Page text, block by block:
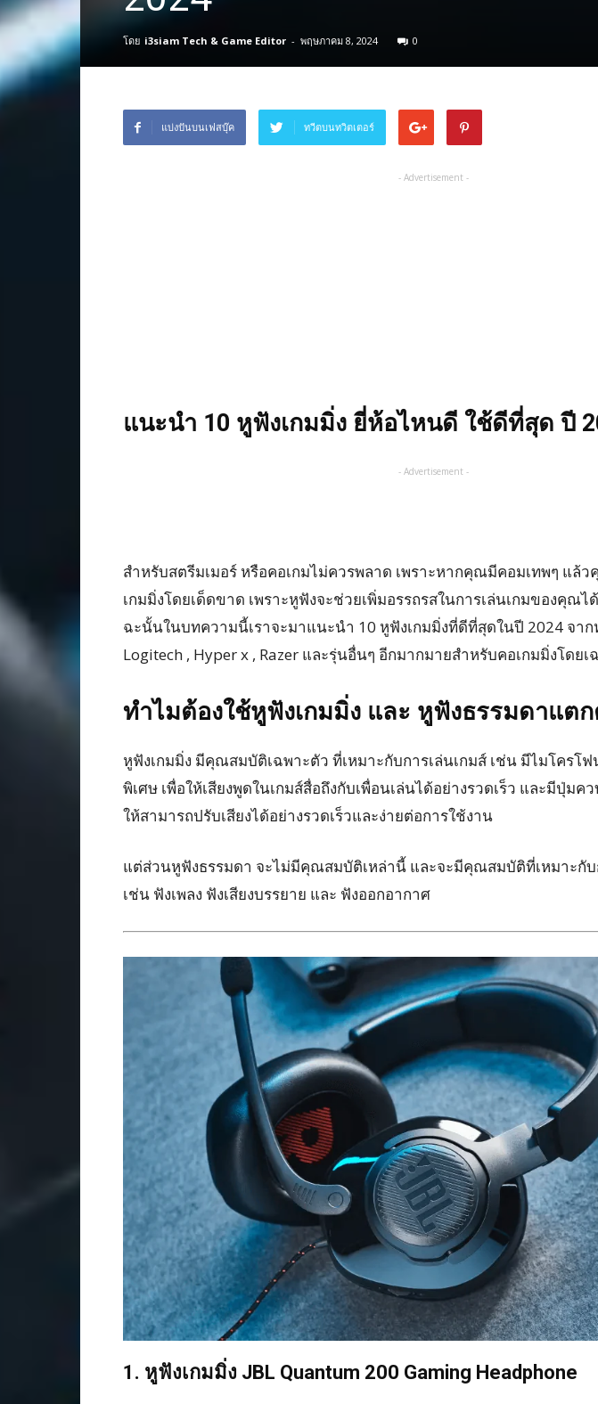
โดย i3siam Tech & Game Editor - พฤษภาคม 8, 2024 0
แบ่งปันบนเฟสบุ๊ค ทวีตบนทวิตเตอร์
- Advertisement -
แนะนำ 10 หูฟังเกมมิ่ง ยี่ห้อไหนดี ใช้ดีที่สุด ปี
- Advertisement -
สำหรับสตรีมเมอร์ หรือคอเกมไม่ควรพลาด เพราะหากคุณมีคอมเทพๆ แล้
เกมมิ่งโดยเด็ดขาด เพราะหูฟังจะช่วยเพิ่มอรรถรสในการเล่นเกมของคุณไ
ฉะนั้นในบทความนี้เราจะมาแนะนำ 10 หูฟังเกมมิ่งที่ดีที่สุดในปี 2024 จาก
Logitech , Hyper x , Razer และรุ่นอื่นๆ อีกมากมายสำหรับคอเกมมิ่งโดยเ
ทำไมต้องใช้หูฟังเกมมิ่ง และ หูฟังธรรมดาแตก
หูฟังเกมมิ่ง มีคุณสมบัติเฉพาะตัว ที่เหมาะกับการเล่นเกมส์ เช่น มีไมโครโ
พิเศษ เพื่อให้เสียงพูดในเกมส์สื่อถึงกับเพื่อนเล่นได้อย่างรวดเร็ว และมีปุ่มค
ให้สามารถปรับเสียงได้อย่างรวดเร็วและง่ายต่อการใช้งาน
แต่ส่วนหูฟังธรรมดา จะไม่มีคุณสมบัติเหล่านี้ และจะมีคุณสมบัติที่เหมาะกั
เช่น ฟังเพลง ฟังเสียงบรรยาย และ ฟังออกอากาศ
1. หูฟังเกมมิ่ง JBL Quantum 200 Gaming Headphone